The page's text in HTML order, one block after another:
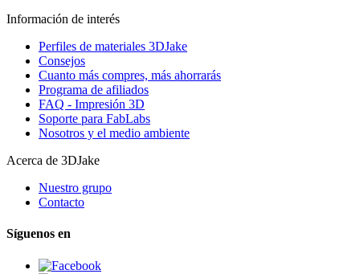
Información de interés
Perfiles de materiales 3DJake
Consejos
Cuanto más compres, más ahorrarás
Programa de afiliados
FAQ - Impresión 3D
Soporte para FabLabs
Nosotros y el medio ambiente
Acerca de 3DJake
Nuestro grupo
Contacto
Síguenos en